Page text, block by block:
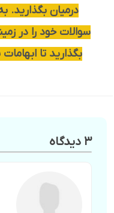
درمیان بگذارید.
سوالات خود را در
بگذارید تا
3 دیدگاه